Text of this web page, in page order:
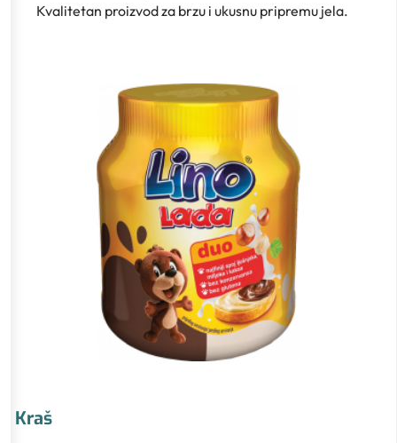
Kvalitetan proizvod za brzu i ukusnu pripremu jela.
Kraš